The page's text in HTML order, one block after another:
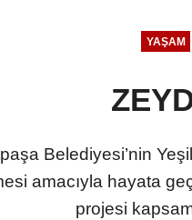
YAŞAM
Belediyesi’nin
amacıyla hayata
projesi